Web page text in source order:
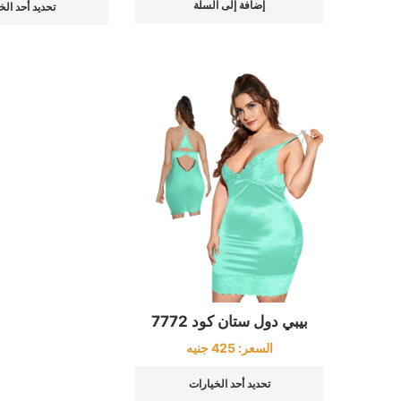
إضافة إلى السلة تحديد أحد
بيبي دول ستان كود 7772
السعر:425 جنيه
تحديد أحد الخيارات